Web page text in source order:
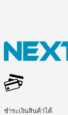
ชำระเงินสินค้าได้